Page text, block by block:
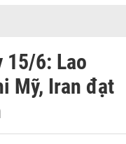
15/6: Lao
Mỹ, Iran đạt